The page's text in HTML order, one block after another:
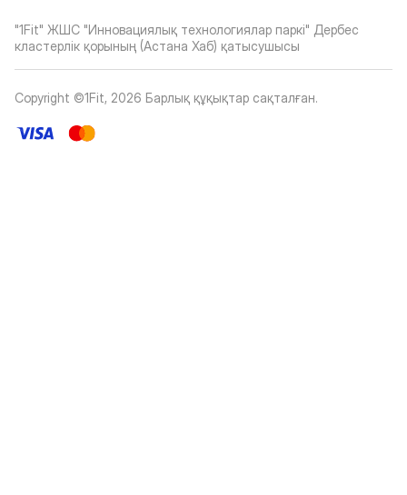
"1Fit" ЖШС "Инновациялық технологиялар паркі" Дербес
кластерлік қорының (Астана Хаб) қатысушысы
Copyright ©1Fit, 2026 Барлық құқықтар сақталған.